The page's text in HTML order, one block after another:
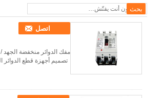
اتصل